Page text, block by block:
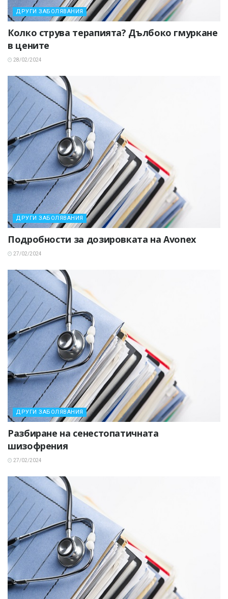
ДРУГИ ЗАБОЛЯВАНИЯ
Колко струва терапията? Дълбоко гмуркане
в цените
28/02/2024
ДРУГИ ЗАБОЛЯВАНИЯ
Подробности за дозировката на Avonex
27/02/2024
ДРУГИ ЗАБОЛЯВАНИЯ
Разбиране на сенестопатичната
шизофрения
27/02/2024